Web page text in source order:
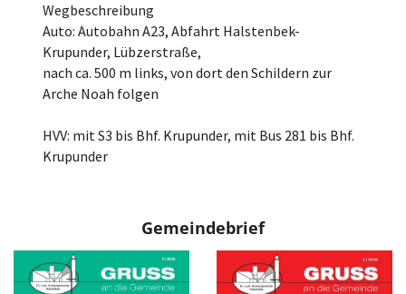
Wegbeschreibung
Auto: Autobahn A23, Abfahrt Halstenbek-
Krupunder, Lübzerstraße,
nach ca. 500 m links, von dort den Schildern zur
Arche Noah folgen
HVV: mit S3 bis Bhf. Krupunder, mit Bus 281 bis Bhf.
Krupunder
Gemeindebrief